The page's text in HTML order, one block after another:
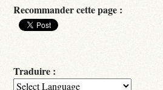
Recommander cette page :
Traduire :